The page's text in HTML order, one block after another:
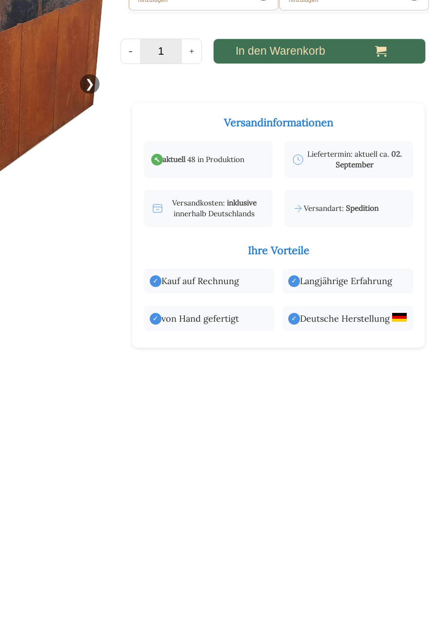
❯
- + In den Warenkorb
Versandinformationen
🔨 aktuell 48 in Produktion
Liefertermin: aktuell ca. 02.
September
Versandkosten: inklusive
innerhalb Deutschlands
Versandart: Spedition
Ihre Vorteile
✓ Kauf auf Rechnung ✓ Langjährige Erfahrung
✓ von Hand gefertigt ✓ Deutsche Herstellung